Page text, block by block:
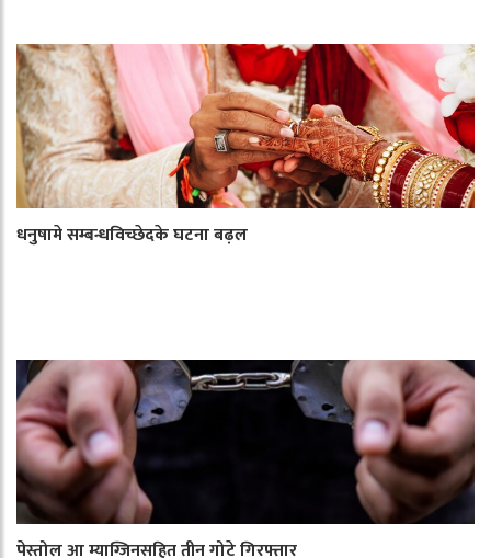
धनुषामे सम्बन्धविच्छेदके घटना बढ़ल
पेस्तोल आ म्याग्जिनसहित तीन गोटे गिरफ्तार